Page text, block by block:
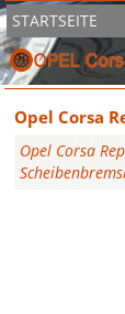
STARTSEITE
Opel Corsa
Opel Corsa